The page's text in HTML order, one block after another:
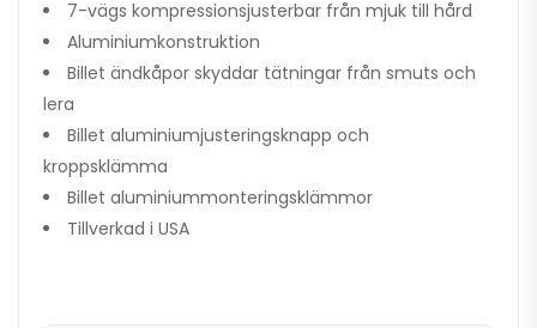
7-vägs kompressionsjusterbar från mjuk till hård
Aluminiumkonstruktion
Billet ändkåpor skyddar tätningar från smuts och
lera
Billet aluminiumjusteringsknapp och
kroppsklämma
Billet aluminiummonteringsklämmor
Tillverkad i USA